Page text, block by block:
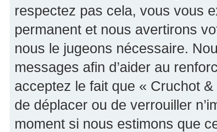
respectez pas cela, vous vous
permanent et nous avertirons
nous le jugeons nécessaire.
messages afin d’aider au
acceptez le fait que « Cruchot
de déplacer ou de verrouiller
moment si nous estimons que